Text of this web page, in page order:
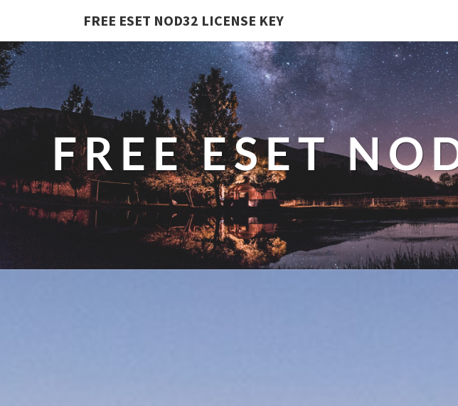
content
FREE ESET NOD32 LICENSE KEY
FREE ESET